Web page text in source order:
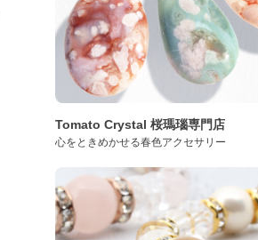
Tomato Crystal 桜瑪瑙専門店
心をときめかせる春色アクセサリー